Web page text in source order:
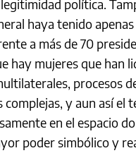
política.
haya tenido
a más de 70
hay mujeres que han
procesos
complejas, y aun así el
en el espacio
poder simbólico y